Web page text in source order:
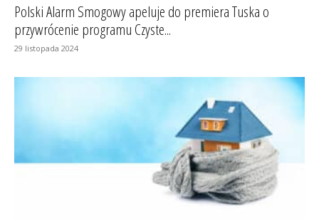
Polski Alarm Smogowy apeluje do premiera Tuska o
przywrócenie programu Czyste...
29 listopada 2024